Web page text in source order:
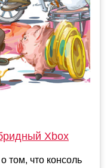
Xbox
том, что консоль